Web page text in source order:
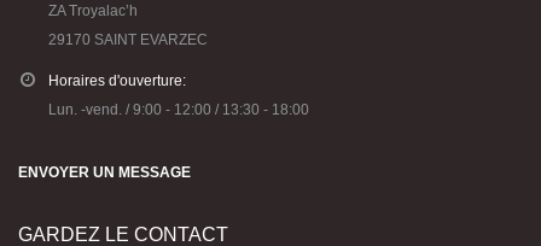
ZA Troyalac’h
29170 SAINT EVARZEC
Horaires d'ouverture:
Lun. -vend. / 9:00 - 12:00 / 13:30 - 18:00
ENVOYER UN MESSAGE
GARDEZ LE CONTACT